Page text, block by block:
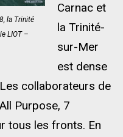
la Trinité
LIOT –
Carnac et
la Trinité-
sur-Mer
est dense
collaborateurs de
Purpose, 7
tous les fronts. En